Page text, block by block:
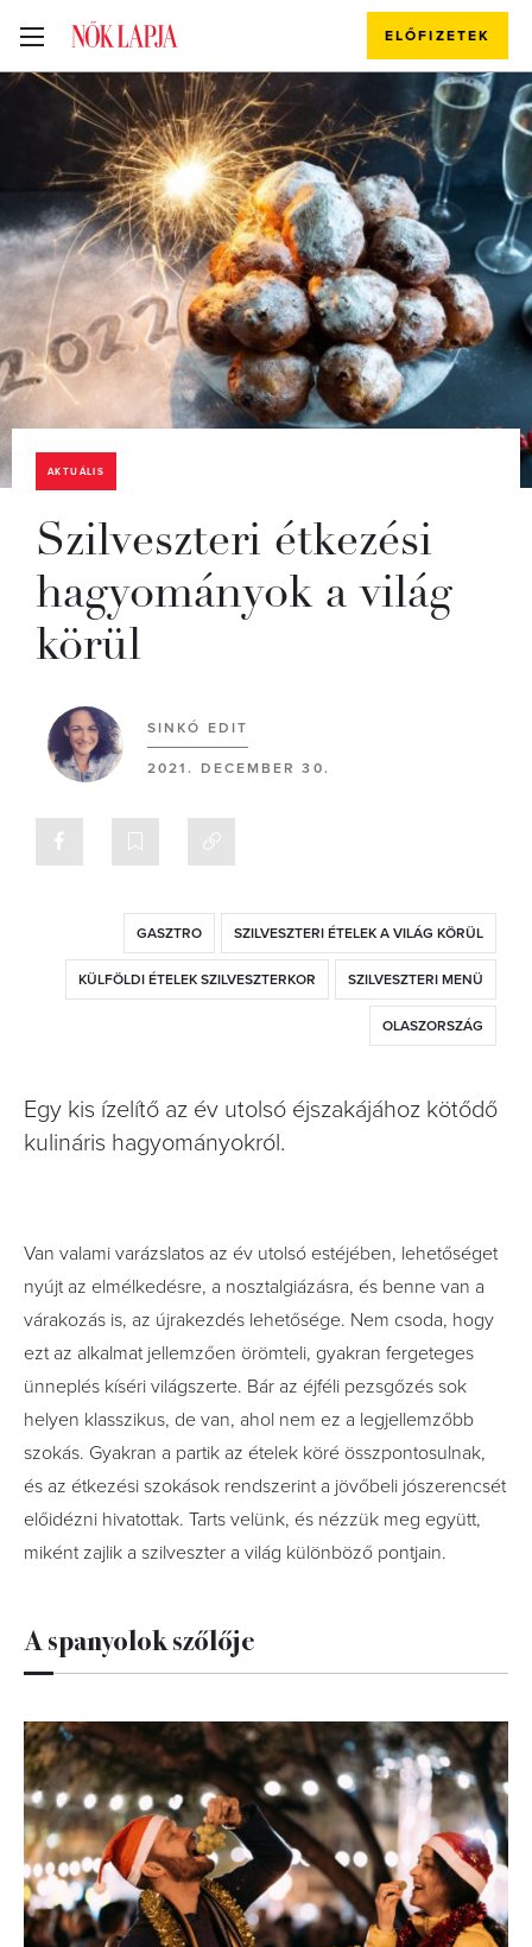
ELŐFIZETEK
AKTUÁLIS
Szilveszteri étkezési
hagyományok a világ
körül
SINKÓ EDIT
2021. DECEMBER 30.
GASZTRO SZILVESZTERI ÉTELEK A VILÁG KÖRÜL
KÜLFÖLDI ÉTELEK SZILVESZTERKOR SZILVESZTERI MENÜ
OLASZORSZÁG
Egy kis ízelítő az év utolsó éjszakájához kötődő
kulináris hagyományokról.
Van valami varázslatos az év utolsó estéjében, lehetőséget
nyújt az elmélkedésre, a nosztalgiázásra, és benne van a
várakozás is, az újrakezdés lehetősége. Nem csoda, hogy
ezt az alkalmat jellemzően örömteli, gyakran fergeteges
ünneplés kíséri világszerte. Bár az éjféli pezsgőzés sok
helyen klasszikus, de van, ahol nem ez a legjellemzőbb
szokás. Gyakran a partik az ételek köré összpontosulnak,
és az étkezési szokások rendszerint a jövőbeli jószerencsét
előidézni hivatottak. Tarts velünk, és nézzük meg együtt,
miként zajlik a szilveszter a világ különböző pontjain.
A spanyolok szőlője